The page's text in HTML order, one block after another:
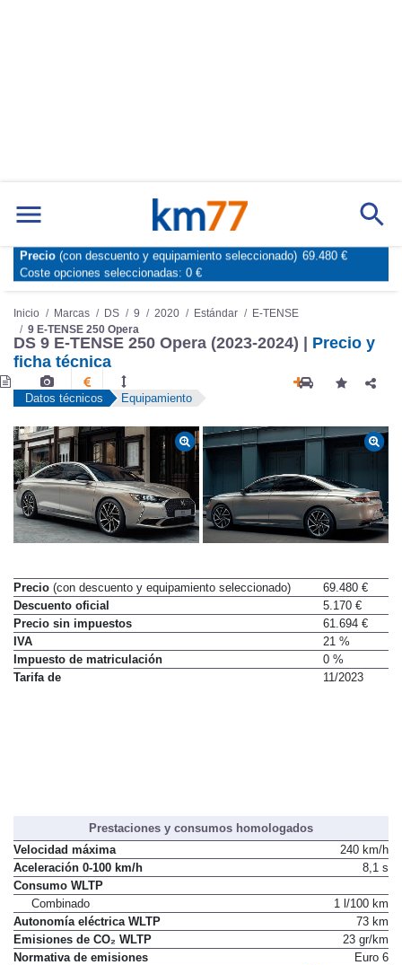
Marcas Comparador de coches
Inicio Marcas DS 9 2020 Estándar
E-TENSE
9 E-TENSE 250 Opera
DS 9 E-TENSE 250 Opera (2023-2024) | Precio y
ficha técnica
Datos técnicos Equipamiento
Precio (con descuento y equipamiento seleccionado)
69.480 €
Descuento oficial
5.170 €
Precio sin impuestos
61.694 €
IVA
21 %
Impuesto de matriculación
0 %
Tarifa de
11/2023
Prestaciones y consumos homologados
Velocidad máxima
240 km/h
Aceleración 0-100 km/h
8,1 s
Consumo WLTP
Combinado
1 l/100 km
Autonomía eléctrica WLTP
73 km
Emisiones de CO₂ WLTP
23 gr/km
Normativa de emisiones
Euro 6
Precio (con descuento y equipamiento seleccionado) 69.480 €
Coste opciones seleccionadas: 0 €